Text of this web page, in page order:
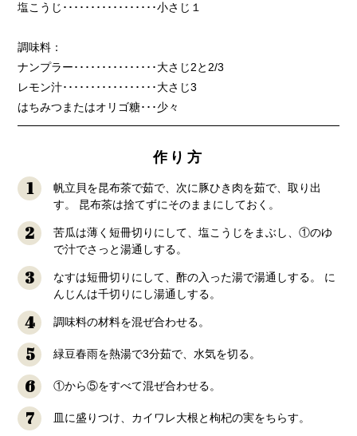
塩こうじ･････････････････小さじ１
調味料：
ナンプラー･･･････････････大さじ2と2/3
レモン汁･････････････････大さじ3
はちみつまたはオリゴ糖･･･少々
作り方
1
帆立貝を昆布茶で茹で、次に豚ひき肉を茹で、取り出
す。 昆布茶は捨てずにそのままにしておく。
2
苦瓜は薄く短冊切りにして、塩こうじをまぶし、①のゆ
で汁でさっと湯通しする。
3
なすは短冊切りにして、酢の入った湯で湯通しする。 に
んじんは千切りにし湯通しする。
4 調味料の材料を混ぜ合わせる。
5 緑豆春雨を熱湯で3分茹で、水気を切る。
6 ①から⑤をすべて混ぜ合わせる。
7 皿に盛りつけ、カイワレ大根と枸杞の実をちらす。